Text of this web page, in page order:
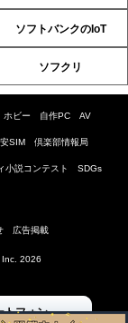
ソフトバンクのIoT
ソフクリ
ホビー 自作PC AV
SIM 倶楽部情報局
小説コンテスト SDGs
広告掲載
Inc. 2026
トフォン